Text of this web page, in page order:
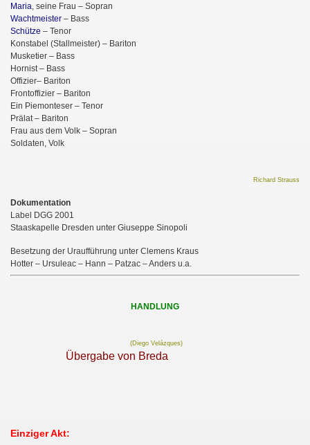
Maria, seine Frau – Sopran
Wachtmeister – Bass
Schütze – Tenor
Konstabel (Stallmeister) – Bariton
Musketier – Bass
Hornist – Bass
Offizier– Bariton
Frontoffizier – Bariton
Ein Piemonteser – Tenor
Prälat – Bariton
Frau aus dem Volk – Sopran
Soldaten, Volk
Richard Strauss
Dokumentation
Label DGG 2001
Staaskapelle Dresden unter Giuseppe Sinopoli
Besetzung der Uraufführung unter Clemens Kraus
Hotter – Ursuleac – Hann – Patzac – Anders u.a.
HANDLUNG
(Diego Velázques)
Übergabe von Breda
Einziger Akt: